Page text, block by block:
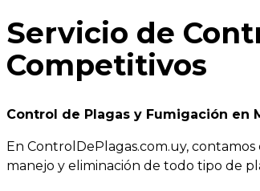
Servicio de
Competitivos
Control de Plagas y Fumigación en
En ControlDePlagas.com.uy,
manejo y eliminación de todo tipo de